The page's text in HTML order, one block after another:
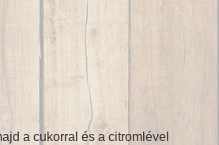
a cukorral és a citromlével